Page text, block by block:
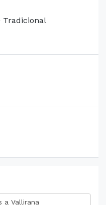
Tradicional
a Vallirana